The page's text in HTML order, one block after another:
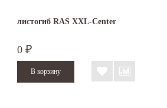
листогиб RAS XXL-Center
0 ₽